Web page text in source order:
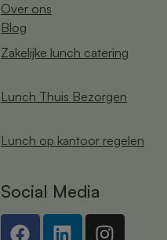
Over ons
Blog
Zakelijke lunch catering
Lunch Thuis Bezorgen
Lunch op kantoor regelen
Social Media